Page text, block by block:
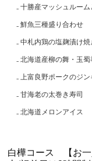
₋ 十勝産マッシュルー
₋ 鮮魚三種盛り合わせ
₋ 中札内鶏の塩麹漬け焼
₋ 北海道産柳の舞・玉
₋ 上富良野ポークのジ
₋ 甘海老の太巻き寿司
₋ 北海道メロンアイス
白樺コース 【お